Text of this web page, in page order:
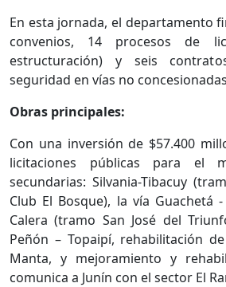
En esta jornada, el departamento
convenios, 14 procesos de
estructuración) y seis
seguridad en vías no
Obras principales:
Con una inversión de $57.400
licitaciones públicas para el
secundarias: Silvania-Tibacuy
Club El Bosque), la vía Guachetá
Calera (tramo San José del
Peñón – Topaipí, rehabilitación
Manta, y mejoramiento y
comunica a Junín con el sector El